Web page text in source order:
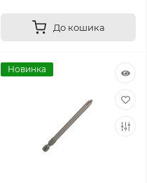
До кошика
Новинка